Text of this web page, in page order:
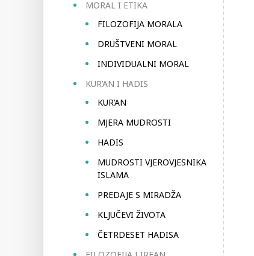
MORAL I ETIKA
FILOZOFIJA MORALA
DRUŠTVENI MORAL
INDIVIDUALNI MORAL
KUR’AN I HADIS
KUR’AN
MJERA MUDROSTI
HADIS
MUDROSTI VJEROVJESNIKA
ISLAMA
PREDAJE S MIRADŽA
KLJUČEVI ŽIVOTA
ČETRDESET HADISA